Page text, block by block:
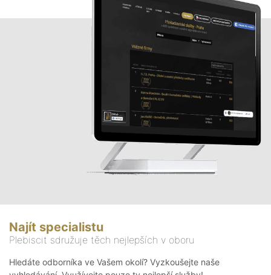
Najít specialistu
Plebiscit sdružuje těch nejlepších v oboru
Hledáte odborníka ve Vašem okolí? Vyzkoušejte naše